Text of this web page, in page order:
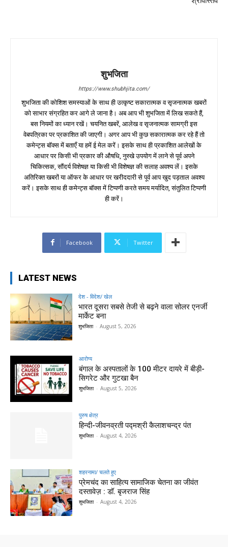
शुभजिता
https://www.shubhjita.com/
शुभजिता की कोशिश समस्याओं के साथ ही उत्कृष्ट सकारात्मक व सृजनात्मक खबरों
को साभार संग्रहित कर आगे ले जाना है। अब आप भी शुभजिता में लिख सकते हैं,
बस नियमों का ध्यान रखें। चयनित खबरें, आलेख व सृजनात्मक सामग्री इस
वेबपत्रिका पर प्रकाशित की जाएगी। अगर आप भी कुछ सकारात्मक कर रहे हैं तो
कमेन्ट्स बॉक्स में बताएँ या हमें ई मेल करें। इसके साथ ही प्रकाशित आलेखों के
आधार पर किसी भी प्रकार की औषधि, नुस्खे उपयोग में लाने से पूर्व अपने
चिकित्सक, सौंदर्य विशेषज्ञ या किसी भी विशेषज्ञ की सलाह अवश्य लें। इसके
अतिरिक्त खबरों या ऑफर के आधार पर खरीददारी से पूर्व आप खुद पड़ताल अवश्य
करें। इसके साथ ही कमेन्ट्स बॉक्स में टिप्पणी करते समय मर्यादित, संतुलित टिप्पणी
ही करें।
Facebook Twitter
LATEST NEWS
देश - विदेश/ खेल
भारत दूसरा सबसे तेजी से बढ़ने वाला सोलर एनर्जी
मार्केट बना
शुभजिता - August 5, 2026
आरोग्य
बंगाल के अस्पतालों के 100 मीटर दायरे में बीड़ी-
सिगरेट और गुटखा बैन
शुभजिता - August 5, 2026
पुरुष क्षेत्र
हिन्‍दी-जीवनव्रती पद्मश्री कैलाशचन्‍द्र पंत
शुभजिता - August 4, 2026
शहरनामा/ चलते हुए
प्रेमचंद का साहित्य सामाजिक चेतना का जीवंत
दस्तावेज़ : डॉ. बृजराज सिंह
शुभजिता - August 4, 2026